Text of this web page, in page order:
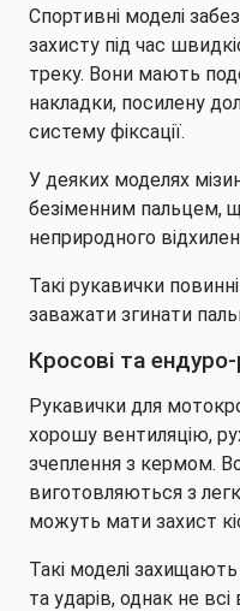
Спортивні моделі
захисту під час
треку. Вони мають
накладки, посилену
систему фіксації.
У деяких моделях
безіменним пальцем,
неприродного
Такі рукавички
заважати згинати
Кросові та
Рукавички для
хорошу вентиляцію,
зчеплення з кермом.
виготовляються з
можуть мати захист
Такі моделі захищають
та ударів, однак не